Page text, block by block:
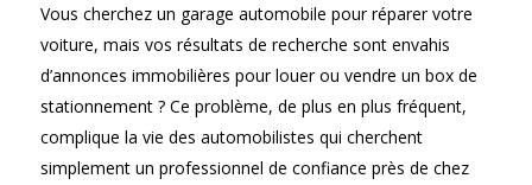
Vous cherchez un garage automobile pour réparer votre
voiture, mais vos résultats de recherche sont envahis
d’annonces immobilières pour louer ou vendre un box de
stationnement ? Ce problème, de plus en plus fréquent,
complique la vie des automobilistes qui cherchent
simplement un professionnel de confiance près de chez